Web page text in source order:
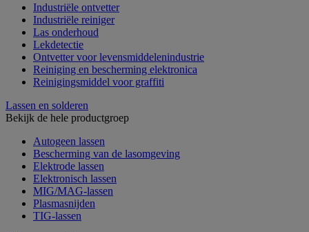
Industriële ontvetter
Industriële reiniger
Las onderhoud
Lekdetectie
Ontvetter voor levensmiddelenindustrie
Reiniging en bescherming elektronica
Reinigingsmiddel voor graffiti
Lassen en solderen
Bekijk de hele productgroep
Autogeen lassen
Bescherming van de lasomgeving
Elektrode lassen
Elektronisch lassen
MIG/MAG-lassen
Plasmasnijden
TIG-lassen